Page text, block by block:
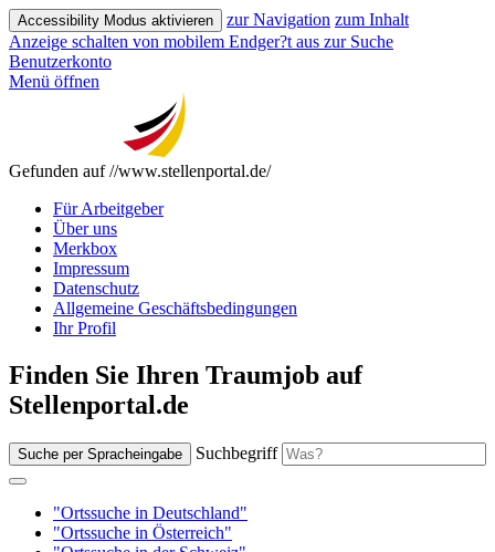
Accessibility Modus aktivieren zur Navigation zum Inhalt
Anzeige schalten von mobilem Endger?t aus zur Suche
Benutzerkonto
Menü öffnen
Gefunden auf //www.stellenportal.de/
Für Arbeitgeber
Über uns
Merkbox
Impressum
Datenschutz
Allgemeine Geschäftsbedingungen
Ihr Profil
Finden Sie Ihren Traumjob auf
Stellenportal.de
Suche per Spracheingabe Suchbegriff
"Ortssuche in Deutschland"
"Ortssuche in Österreich"